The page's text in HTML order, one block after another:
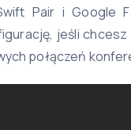
Pair i Google
jeśli chcesz
połączeń